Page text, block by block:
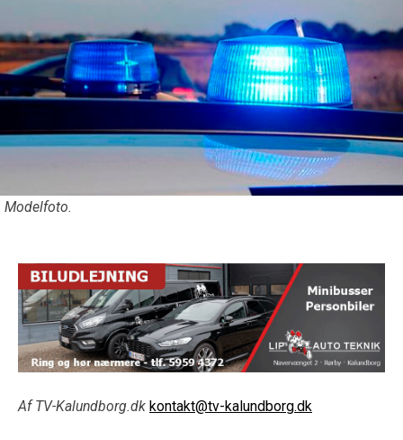
Modelfoto.
Af TV-Kalundborg.dk kontakt@tv-kalundborg.dk